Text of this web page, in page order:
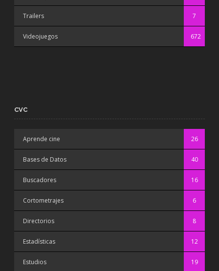
Trailers 7
Videojuegos 672
CVC
Aprende cine 26
Bases de Datos 40
Buscadores 16
Cortometrajes 6
Directorios 8
Estadísticas 12
Estudios 19